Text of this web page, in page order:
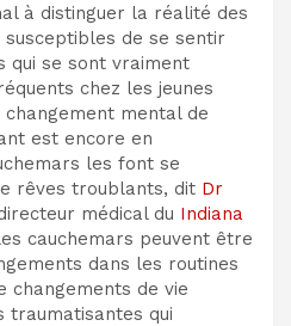
à distinguer la réalité des
de se sentir
qui se sont vraiment
chez les jeunes
mental de
est encore en
les font se
rêves troublants, dit Dr
médical du Indiana
cauchemars peuvent être
dans les routines
changements de vie
traumatisantes qui